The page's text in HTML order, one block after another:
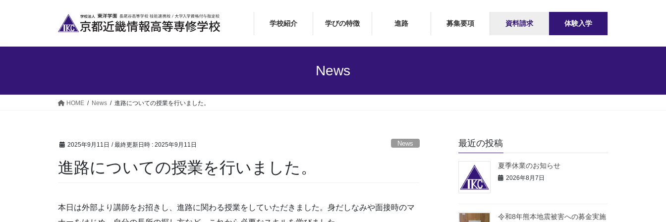
学校紹介 学びの特徴 進路 募集要項 資料請求 体験入学
News
HOME News 進路についての授業を行いました。
2025年9月11日 / 最終更新日時 : 2025年9月11日 News
進路についての授業を行いました。
本日は外部より講師をお招きし、進路に関わる授業をしていただきました。身だしなみや面接時のマ
最近の投稿
夏季休業のお知らせ
2026年8月7日
令和8年熊本地震被害への募金実施